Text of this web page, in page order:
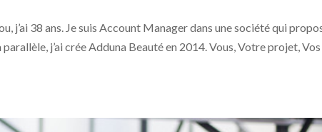
j’ai 38 ans. Je suis Account Manager dans une société qui
j’ai crée Adduna Beauté en 2014. Vous, Votre projet, Vos